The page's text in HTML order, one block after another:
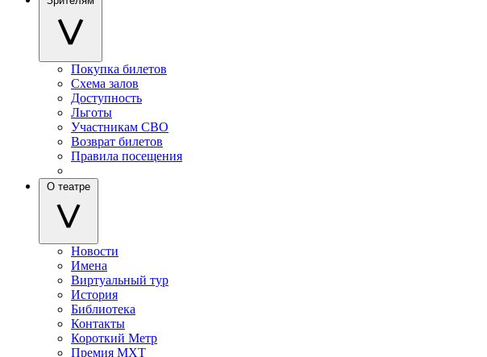
Покупка билетов
Схема залов
Доступность
Льготы
Участникам СВО
Возврат билетов
Правила посещения
О театре
Новости
Имена
Виртуальный тур
История
Библиотека
Контакты
Короткий Метр
Премия МХТ